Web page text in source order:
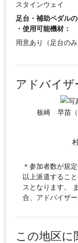
スタインウェイ
足台・補助ペダル
・使用可能機材：
用意あり（足台の
アドバイザ
板崎 早苗（
＊参加者数が規
以上派遣するこ
スとなります。
合、アドバイザ
この地区に